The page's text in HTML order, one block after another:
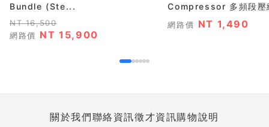
Bundle (Ste...
NT 16,500
網路價 NT 15,900
Compressor 多頻段
網路價 NT 1,490
關於我們聯絡資訊徵才資訊購物說明